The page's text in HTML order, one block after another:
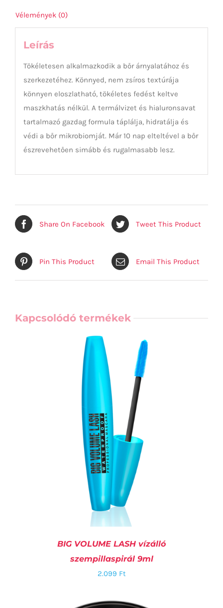
Vélemények (0)
Leírás
Tökéletesen alkalmazkodik a bőr árnyalatához és
szerkezetéhez. Könnyed, nem zsíros textúrája
könnyen eloszlatható, tökéletes fedést keltve
maszkhatás nélkül. A termálvizet és hialuronsavat
tartalmazó gazdag formula táplálja, hidratálja és
védi a bőr mikrobiomját. Már 10 nap elteltével a bőr
észrevehetően simább és rugalmasabb lesz.
Share On Facebook Tweet This Product
Pin This Product Email This Product
Kapcsolódó termékek
BIG VOLUME LASH vízálló
szempillaspirál 9ml
2.099 Ft